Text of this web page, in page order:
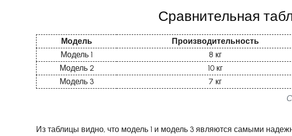
Сравнительная
Модель Производительность
Модель 1
8 кг
Модель 2
10 кг
Модель 3
7 кг
Из таблицы видно, что модель 1 и модель 3 являются самыми